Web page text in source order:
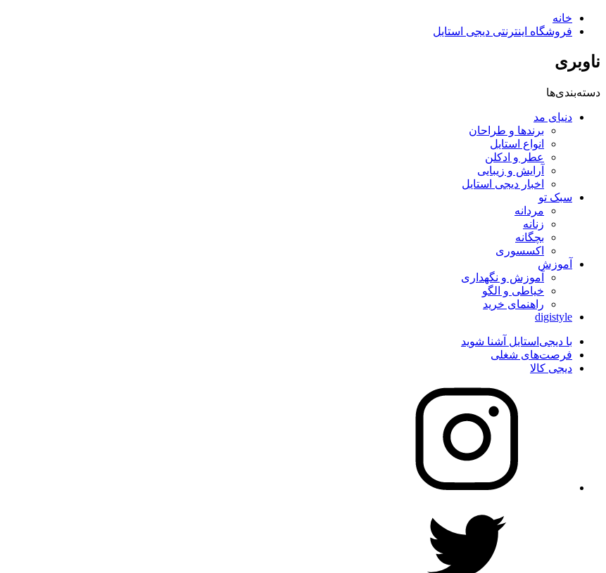
خانه
فروشگاه اینترنتی دیجی استایل
ناوبری
دسته‌بندی‌ها
دنیای مد
برندها و طراحان
انواع استایل
عطر و ادکلن
آرایش و زیبایی
اخبار دیجی استایل
سبک تو
مردانه
زنانه
بچگانه
اکسسوری
آموزش
آموزش و نگهداری
خیاطی و الگو
راهنمای خرید
digistyle
با دیجی‌استایل آشنا شوید
فرصت‌های شغلی
دیجی کالا